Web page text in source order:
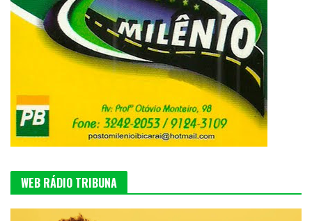
WEB RÁDIO TRIBUNA